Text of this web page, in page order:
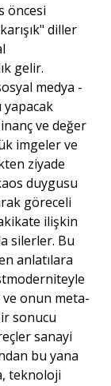
öncesi
diller
gelir.
medya -
yapacak
ve değer
imgeler ve
ziyade
duygusu
göreceli
ilişkin
silerler. Bu
anlatılara
onun meta-
sonucu
sanayi
bu yana
teknoloji